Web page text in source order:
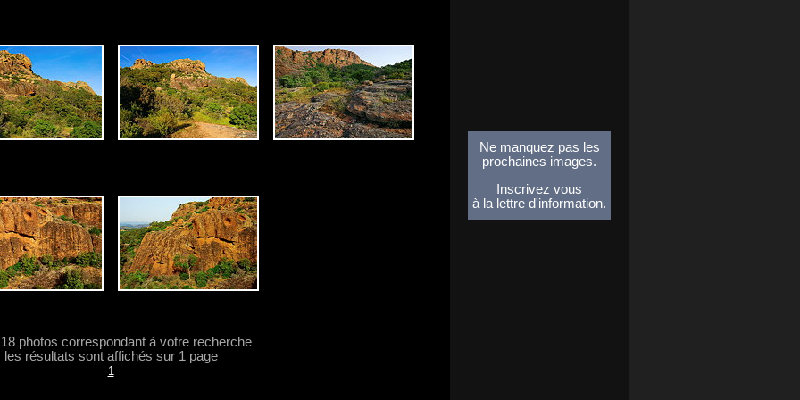
photos correspondant à votre recherche
les résultats sont affichés sur 1 page
1
Ne manquez pas les
prochaines images.
Inscrivez vous
à la lettre d'information.